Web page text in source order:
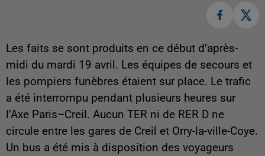
Les faits se sont produits en ce début d’après-
midi du mardi 19 avril. Les équipes de secours et
les pompiers funèbres étaient sur place. Le trafic
a été interrompu pendant plusieurs heures sur
l’Axe Paris–Creil. Aucun TER ni de RER D ne
circule entre les gares de Creil et Orry-la-ville-Coye.
Un bus a été mis à disposition des voyageurs